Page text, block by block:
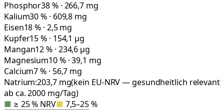
Phosphor38 % · 266,7 mg
Kalium30 % · 609,8 mg
Eisen18 % · 2,5 mg
Kupfer15 % · 154,1 µg
Mangan12 % · 234,6 µg
Magnesium10 % · 39,1 mg
Calcium7 % · 56,7 mg
Natrium:203,7mg(kein EU-NRV — gesundheitlich relevant
ab ca. 2000 mg/Tag)
■ ≥ 25 % NRV■ 7,5–25 %